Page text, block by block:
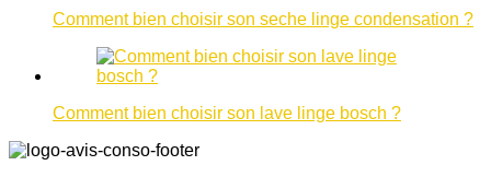
Comment bien choisir son seche linge condensation ?
Comment bien choisir son lave linge bosch ?